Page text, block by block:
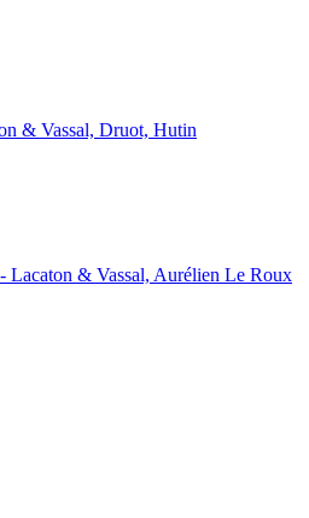
& Vassal, Druot, Hutin
Lacaton & Vassal, Aurélien Le Roux